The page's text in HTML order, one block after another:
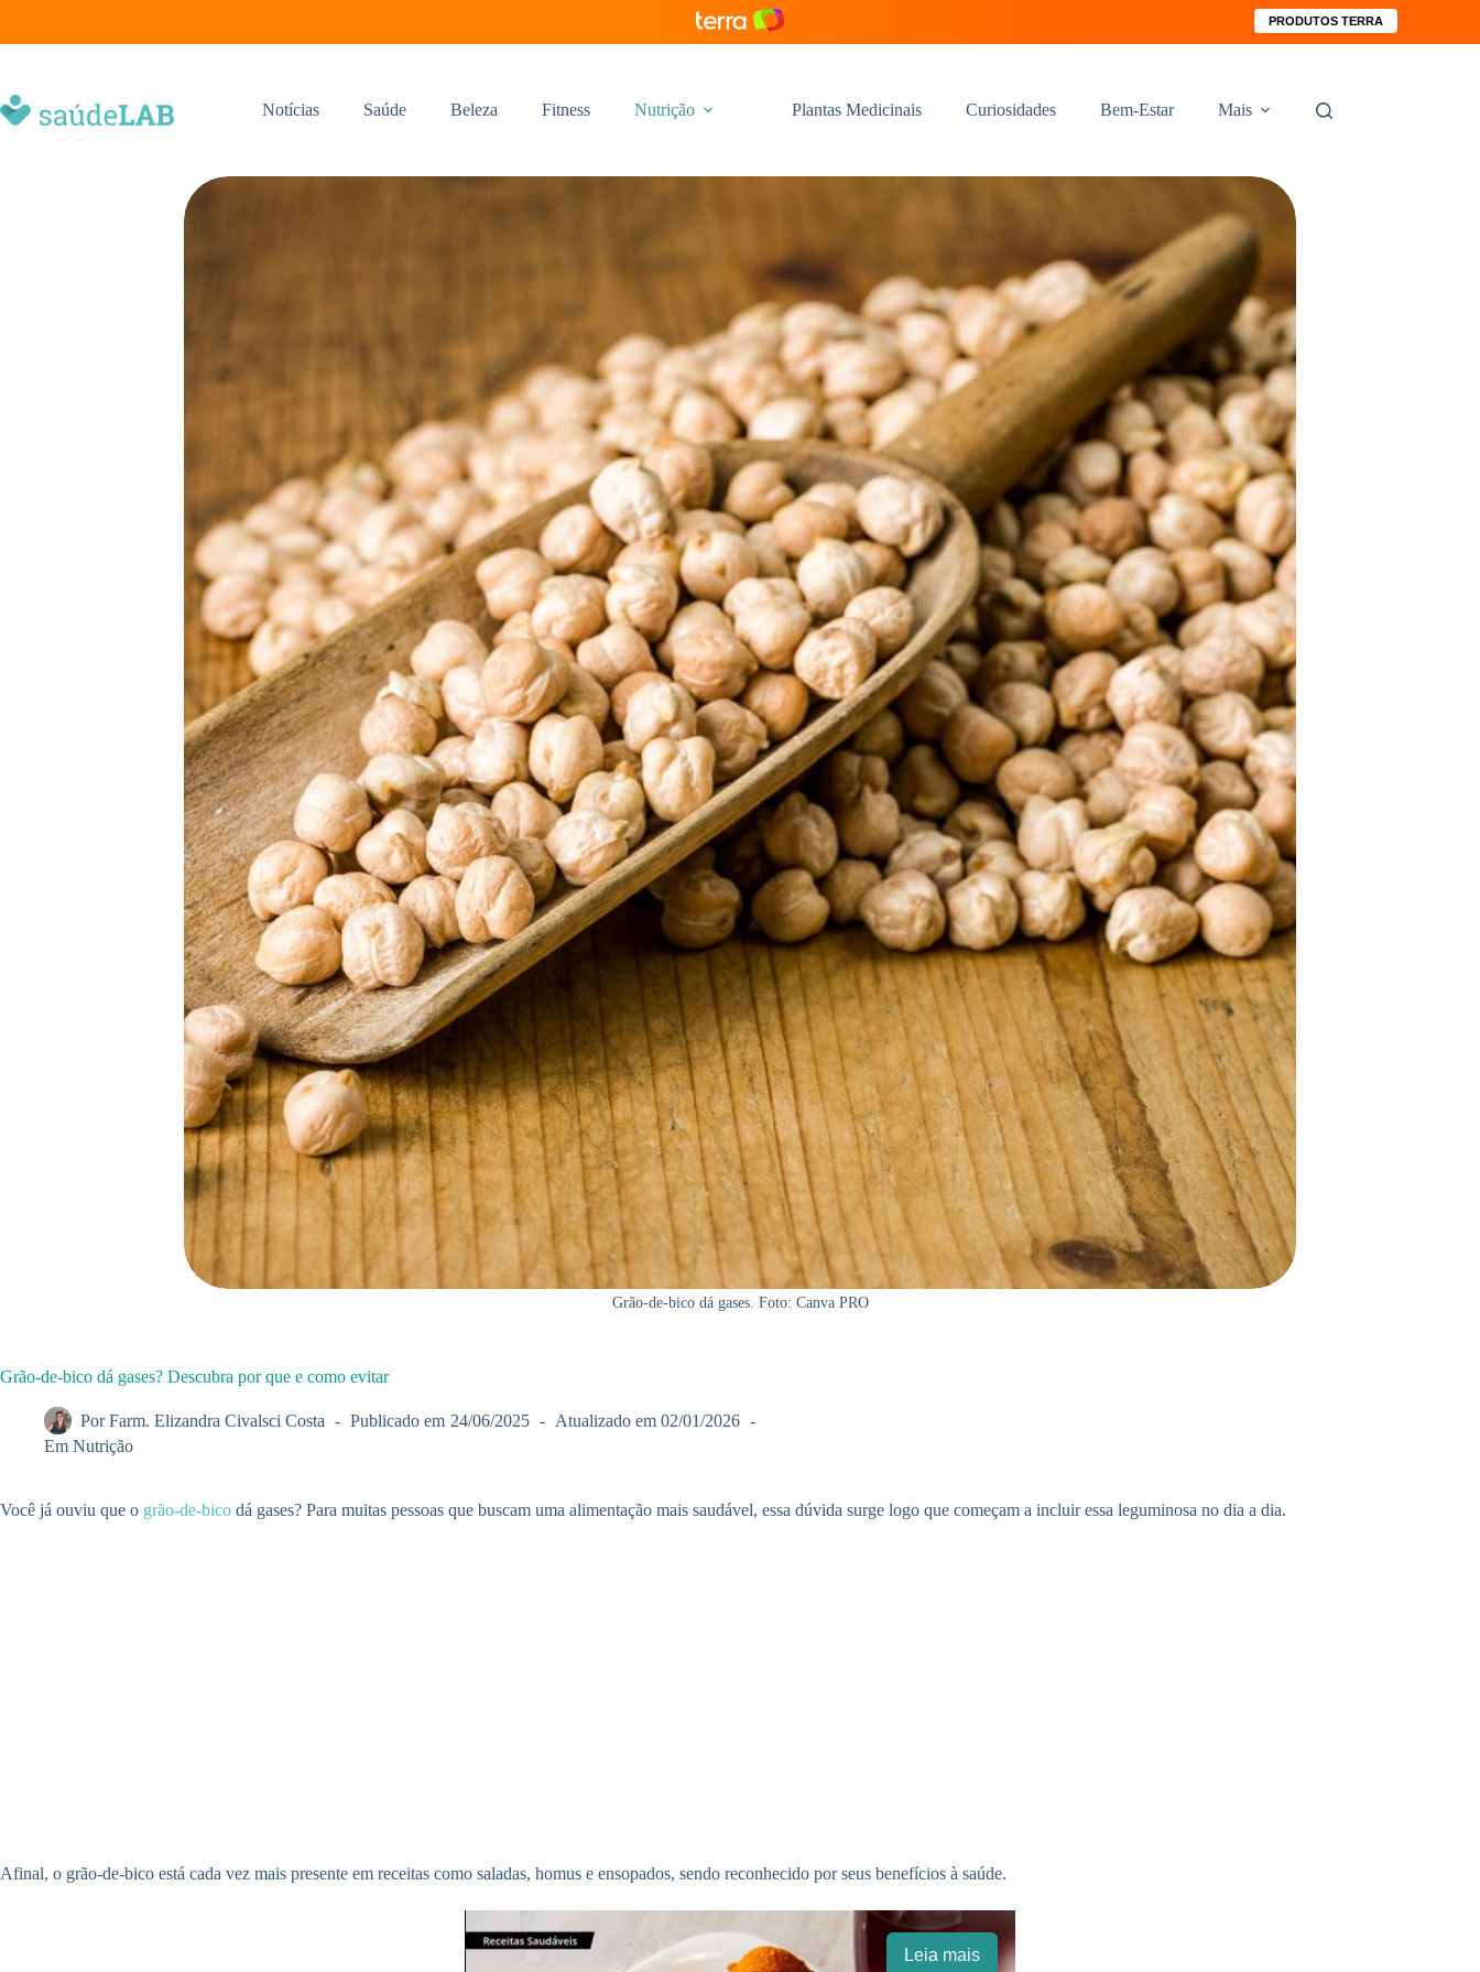
PRODUTOS TERRA
Notícias Saúde Beleza Fitness Nutrição Plantas Medicinais Curiosidades Bem-Estar Mais
Grão-de-bico dá gases. Foto: Canva PRO
Grão-de-bico dá gases? Descubra por que e como evitar
Por Farm. Elizandra Civalsci Costa Publicado em 24/06/2025 Atualizado em 02/01/2026
Em Nutrição
Você já ouviu que o grão-de-bico dá gases? Para muitas pessoas que buscam uma alimentação mais saudável, essa dúvida surge logo que começam a incluir essa leguminosa no dia a dia.
Afinal, o grão-de-bico está cada vez mais presente em receitas como saladas, homus e ensopados, sendo reconhecido por seus benefícios à saúde.
Leia mais